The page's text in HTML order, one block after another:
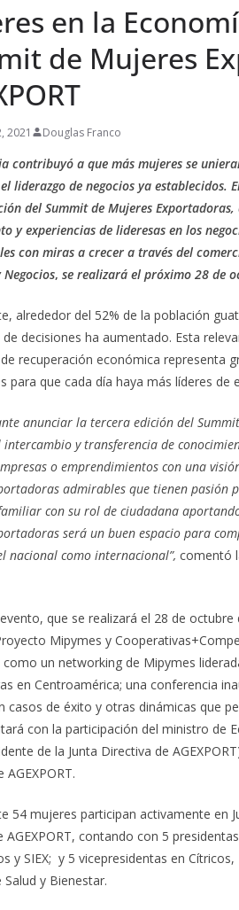
en la
de Mujeres
2021 Douglas Franco
contribuyó a que más mujeres se
liderazgo de negocios ya establecidos.
del Summit de Mujeres
y experiencias de lideresas en los
con miras a crecer a través del
, se realizará el próximo 28 de
alrededor del 52% de la población
decisiones ha aumentado. Esta
recuperación económica representa
para que cada día haya más líderes de
anunciar la tercera edición del
y transferencia de
o emprendimientos con una
admirables que tienen pasión
con su rol de ciudadana
será un buen espacio para
nacional como internacional”, comentó
que se realizará el 28 de
Mipymes y
como un networking de Mipymes
en Centroamérica; una conferencia
casos de éxito y otras dinámicas que
con la participación del ministro de
de la Junta Directiva de
54 mujeres participan activamente en
AGEXPORT, contando con 5
y SIEX; y 5 vicepresidentas en
y Bienestar.
mascota
intentando